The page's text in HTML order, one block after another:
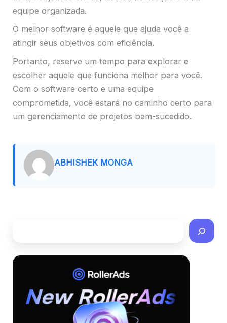
equipe organizada.
O melhor software é aquele que ajuda você a
atingir seus objetivos com eficiência.
Portanto, reserve um tempo para explorar e
escolher aquele que funciona melhor para você.
Com o software certo e uma equipe
comprometida, você estará no caminho certo para
um gerenciamento de projetos bem-sucedido.
ABHISHEK MONGA